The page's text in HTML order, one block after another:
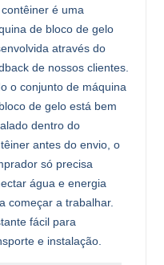
é uma
de bloco de gelo
através do
de nossos clientes.
o conjunto de máquina
de gelo está bem
dentro do
antes do envio, o
só precisa
água e energia
começar a trabalhar.
fácil para
e instalação.